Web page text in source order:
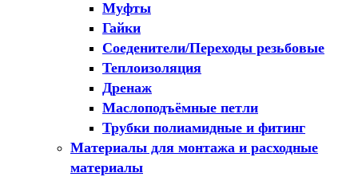
Муфты
Гайки
Соеденители/Переходы резьбовые
Теплоизоляция
Дренаж
Маслоподъёмные петли
Трубки полиамидные и фитинг
Материалы для монтажа и расходные
материалы